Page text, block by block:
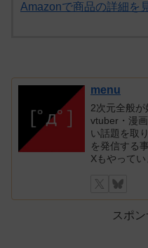
Amazonで商品の詳細を
menu
2次元全般が
vtuber・漫
い話題を取
を発信する
Xもやって
スポ